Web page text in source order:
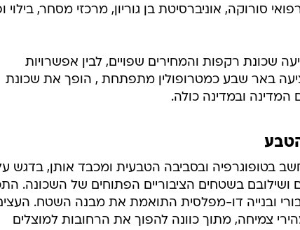
סורוקה, אוניברסיטת בן גוריון, מרכזי מסחר, בילוי
שכונת רקפות והמחירים שפויים, לבין אפשרויות
באר שבע כמטרופולין מתפתחת , הופך את שכונת
ובמדינה כולה.
בטופוגרפיה ובסביבה הטבעית ומכבד אותן, בדגש
בשטחים הציבוריים הפתוחים של השכונה.
ובנייה דו-מפלסית התואמת את מבנה השטח.
צמיחה, מתוך כוונה להפוך את הרחובות למוצלים